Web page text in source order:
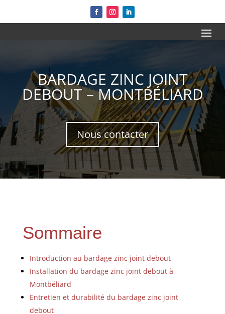
BARDAGE ZINC JOINT
DEBOUT – MONTBÉLIARD
Nous contacter
Sommaire
Introduction au bardage zinc joint debout
Installation du bardage zinc joint debout à
Montbéliard
Entretien et durabilité du bardage zinc joint
debout